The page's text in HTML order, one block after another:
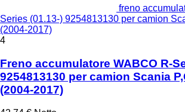
freno
Series (01.13-) 9254813130 per camion
(2004-2017)
4
Freno accumulatore WABCO R-
9254813130 per camion Scania
(2004-2017)